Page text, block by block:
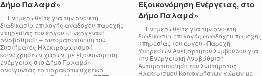
Δήμο Παλαμά»
Ενημερωθείτε για την ανοικτή
διαδικασία επιλογής αναδόχου παροχής
υπηρεσίας του έργου «Ενεργειακή
αναβάθμιση – αυτοματοποίηση του
Συστήματος Ηλεκτροφωτισμού
κοινόχρηστων χώρων, με εξοικονόμηση
ενέργειας στο Δήμο Παλαμά»
ανοίγοντας τα παρακάτω σχετικά
Εξοικονόμηση Ενέργειας, στο
Δήμο Παλαμά»
Ενημερωθείτε για την ανοικτή
διαδικασία επιλογής αναδόχου παροχής
υπηρεσίας του έργου «Παροχή
Υπηρεσιών Ανεξάρτητου Συμβούλου για
την Ενεργειακή Αναβάθμιση –
Αυτοματοποίηση του Συστήματος
Ηλεκτρισμού Κοινοχρήστων χώρων με